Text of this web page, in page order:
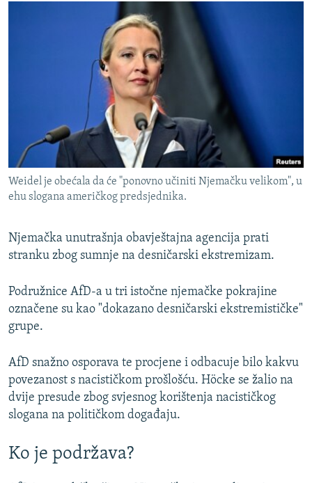
Weidel je obećala da će "ponovno učiniti Njemačku velikom", u
ehu slogana američkog predsjednika.
Njemačka unutrašnja obavještajna agencija prati
stranku zbog sumnje na desničarski ekstremizam.
Podružnice AfD-a u tri istočne njemačke pokrajine
označene su kao "dokazano desničarski ekstremističke"
grupe.
AfD snažno osporava te procjene i odbacuje bilo kakvu
povezanost s nacističkom prošlošću. Höcke se žalio na
dvije presude zbog svjesnog korištenja nacističkog
slogana na političkom događaju.
Ko je podržava?